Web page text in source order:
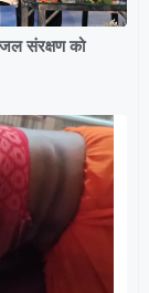
संरक्षण को